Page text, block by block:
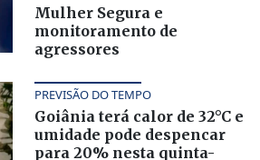
Mulher Segura e
monitoramento de
agressores
PREVISÃO DO TEMPO
Goiânia terá calor de 32°C e
umidade pode despencar
para 20% nesta quinta-